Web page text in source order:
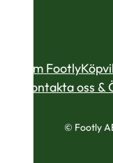
Om Footly
Kontakta oss
© Footly